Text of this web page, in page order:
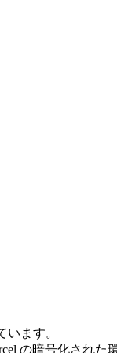
います。
の暗号化された